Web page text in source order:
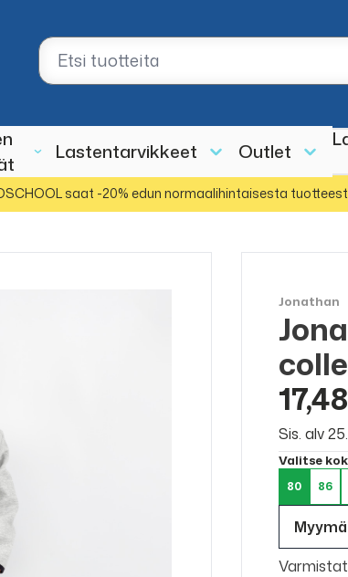
Lastentarvikkeet Outlet
saat -20% edun normaalihintaisesta
Jonathan
Sis. alv
Valitse
80 86